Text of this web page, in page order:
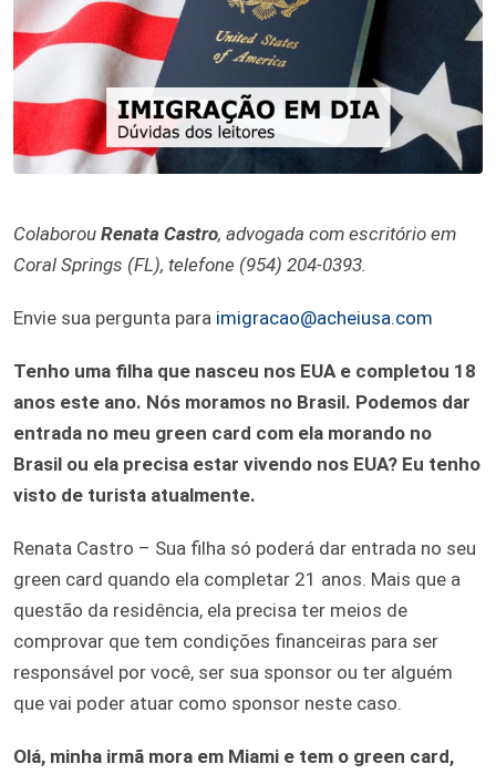
Colaborou Renata Castro, advogada com escritório em
Coral Springs (FL), telefone (954) 204-0393.
Envie sua pergunta para imigracao@acheiusa.com
Tenho uma filha que nasceu nos EUA e completou 18
anos este ano. Nós moramos no Brasil. Podemos dar
entrada no meu green card com ela morando no
Brasil ou ela precisa estar vivendo nos EUA? Eu tenho
visto de turista atualmente.
Renata Castro – Sua filha só poderá dar entrada no seu
green card quando ela completar 21 anos. Mais que a
questão da residência, ela precisa ter meios de
comprovar que tem condições financeiras para ser
responsável por você, ser sua sponsor ou ter alguém
que vai poder atuar como sponsor neste caso.
Olá, minha irmã mora em Miami e tem o green card,